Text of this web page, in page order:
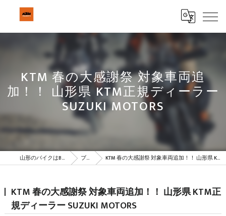
KTM 春の大感謝祭 対象車両追
加！！ 山形県 KTM正規ディーラー
SUZUKI MOTORS
山形のバイクはBeSTAR株式会社 ブログ KTM 春の大感謝祭 対象車両追加！！ 山形県 KTM正規ディーラー SUZUKI MOTORS
KTM 春の大感謝祭 対象車両追加！！ 山形県 KTM正
規ディーラー SUZUKI MOTORS